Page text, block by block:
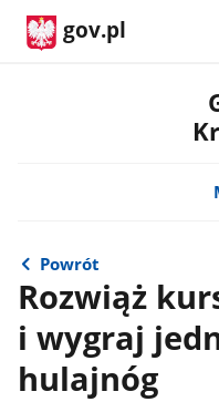
gov.pl
Powrót
Rozwiąż
i wygraj
hulajnóg